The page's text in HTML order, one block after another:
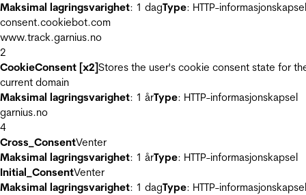
Maksimal lagringsvarighet: 1 dagType: HTTP-informasjonskapsel
consent.cookiebot.com
www.track.garnius.no
2
CookieConsent [x2]Stores the user's cookie consent state for
current domain
Maksimal lagringsvarighet: 1 årType: HTTP-informasjonskapsel
garnius.no
4
Cross_ConsentVenter
Maksimal lagringsvarighet: 1 årType: HTTP-informasjonskapsel
Initial_ConsentVenter
Maksimal lagringsvarighet: 1 dagType: HTTP-informasjonskapsel